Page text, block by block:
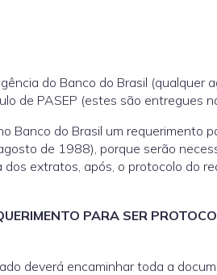
do Banco do Brasil (qualquer
de PASEP (estes são entregues
Banco do Brasil um requerimento
de 1988), porque serão
extratos, após, o protocolo do
PARA SER
deverá encaminhar toda a